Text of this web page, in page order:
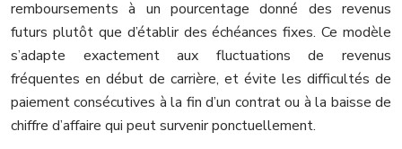
remboursements à un pourcentage donné des revenus
futurs plutôt que d’établir des échéances fixes. Ce modèle
s’adapte exactement aux fluctuations de revenus
fréquentes en début de carrière, et évite les difficultés de
paiement consécutives à la fin d’un contrat ou à la baisse de
chiffre d’affaire qui peut survenir ponctuellement.